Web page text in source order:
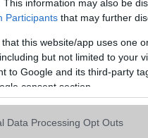
This information may also be
Participants that may further
that this website/app uses one
but not limited to your
to Google and its third-party
consent section.
Data Processing Opt Outs
kapacitását 18ah-ra.
motor 40NM
maximális sebességet
kezelhető és
olajrugós villával kiváló
váltást tesz